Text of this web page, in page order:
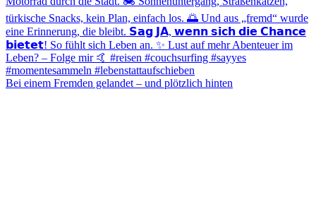
Bei einem Fremden gelandet – und plötzlich hinten